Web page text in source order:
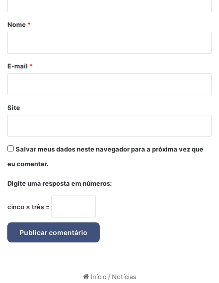
r
*
Nome *
E-mail *
Site
Salvar meus dados neste navegador para a próxima vez que
eu comentar.
Digite uma resposta em números:
cinco × três =